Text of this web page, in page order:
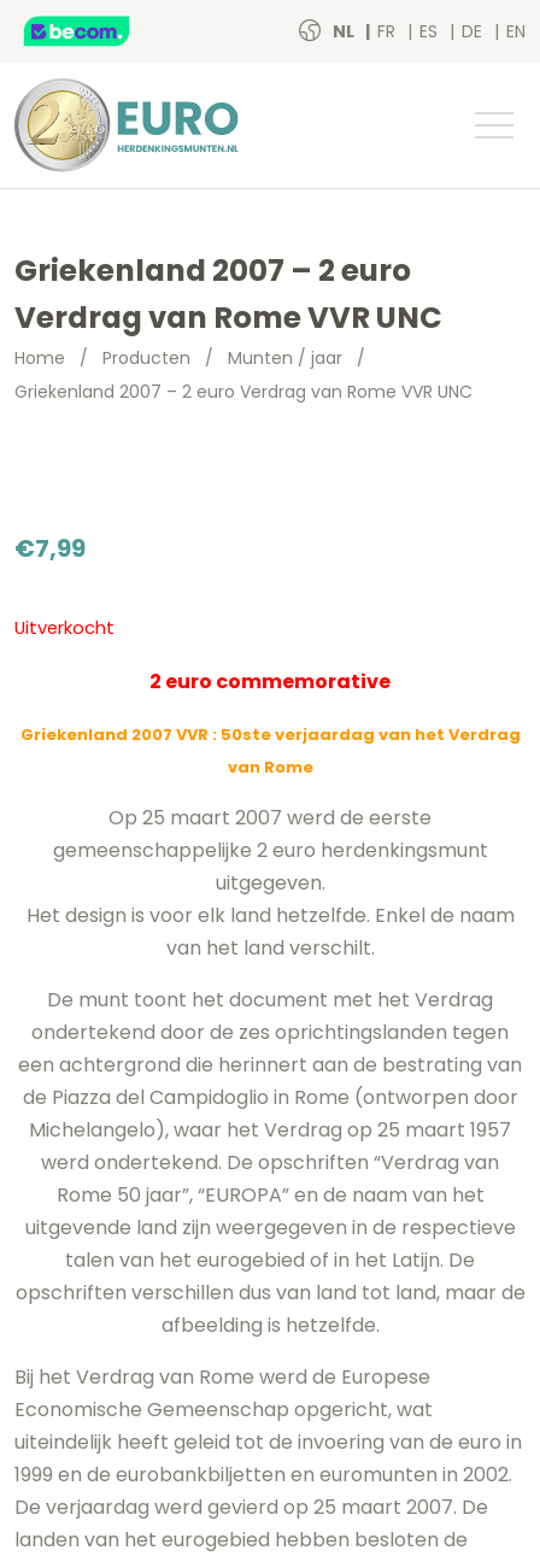
NL FR ES DE EN
Griekenland 2007 – 2 euro
Verdrag van Rome VVR UNC
Home / Producten / Munten / jaar /
Griekenland 2007 – 2 euro Verdrag van Rome VVR UNC
€7,99
Uitverkocht
2 euro commemorative
Griekenland 2007 VVR : 50ste verjaardag van het Verdrag
van Rome
Op 25 maart 2007 werd de eerste
gemeenschappelijke 2 euro herdenkingsmunt
uitgegeven.
Het design is voor elk land hetzelfde. Enkel de naam
van het land verschilt.
De munt toont het document met het Verdrag
ondertekend door de zes oprichtingslanden tegen
een achtergrond die herinnert aan de bestrating van
de Piazza del Campidoglio in Rome (ontworpen door
Michelangelo), waar het Verdrag op 25 maart 1957
werd ondertekend. De opschriften “Verdrag van
Rome 50 jaar”, “EUROPA” en de naam van het
uitgevende land zijn weergegeven in de respectieve
talen van het eurogebied of in het Latijn. De
opschriften verschillen dus van land tot land, maar de
afbeelding is hetzelfde.
Bij het Verdrag van Rome werd de Europese
Economische Gemeenschap opgericht, wat
uiteindelijk heeft geleid tot de invoering van de euro in
1999 en de eurobankbiljetten en euromunten in 2002.
De verjaardag werd gevierd op 25 maart 2007. De
landen van het eurogebied hebben besloten de